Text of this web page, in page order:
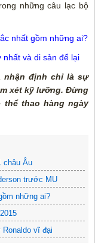
những câu lạc bộ
nhất gồm những ai?
nhất và di sản để lại
nhận định chỉ là sự
xét kỹ lưỡng. Đừng
thao hàng ngày
châu Âu
trước MU
những ai?
vĩ đại